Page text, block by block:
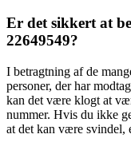
Er det sikkert at
22649549?
I betragtning af de
personer, der har
kan det være klogt at
nummer. Hvis du ikke
at det kan være svindel,